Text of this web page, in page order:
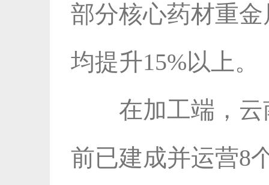
部分核心药材重
均提升15%以上。
在加工端，
前已建成并运营8